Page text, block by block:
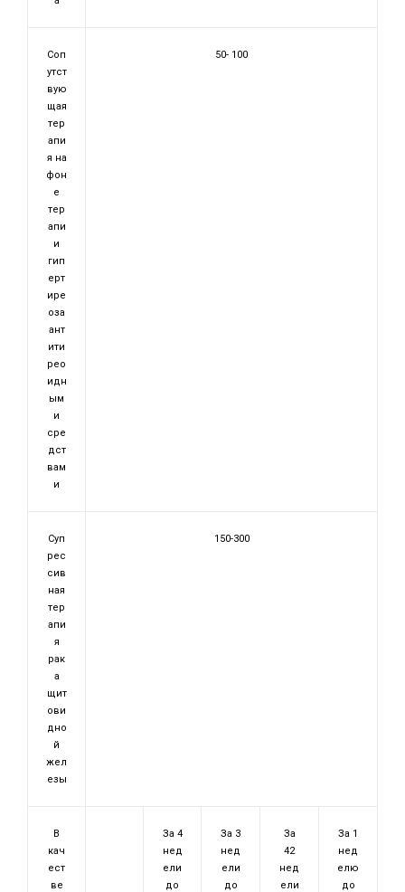
Соп
утст
вую
щая
тер
апи
я на
фон
е
тер
апи
и
гип
ерт
ире
оза
ант
ити
рео
идн
ым
и
сре
дст
вам
и
50- 100
Суп
рес
сив
ная
тер
апи
я
рак
а
щит
ови
дно
й
жел
езы
150-300
В
кач
ест
ве
За 4
нед
ели
до
За 3
нед
ели
до
За
42
нед
ели
За 1
нед
елю
до